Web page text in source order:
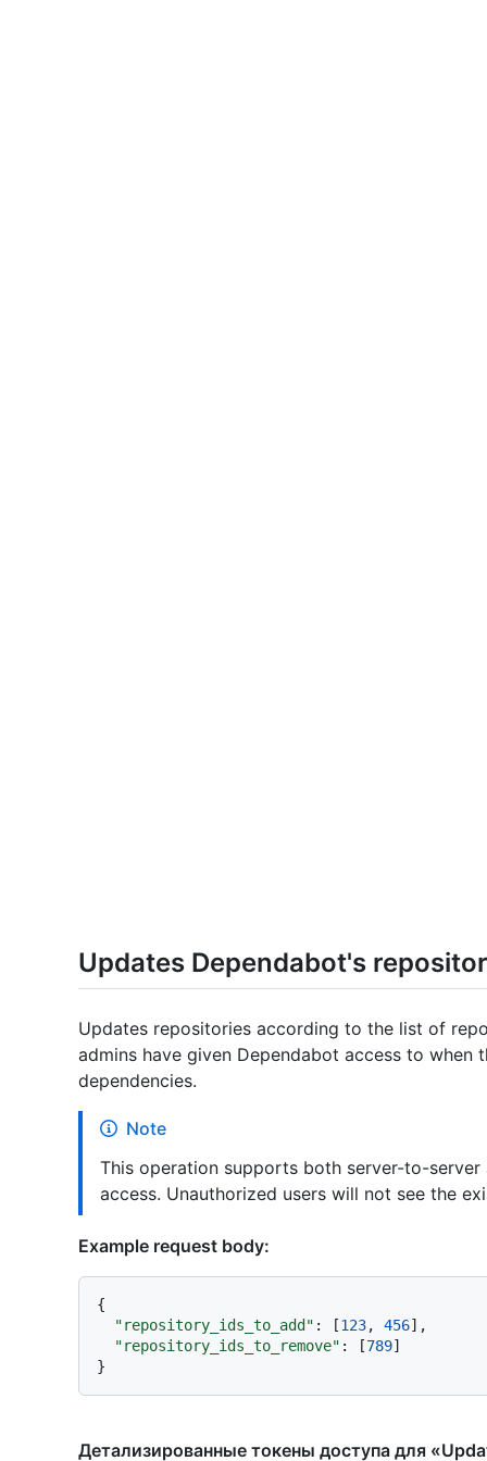
Updates Dependabot's
Updates repositories according to the list of
admins have given Dependabot access to when
dependencies.
Note
This operation supports both server-to-server
access. Unauthorized users will not see the
Example request body:
{
"repository_ids_to_add" : [123, 456] ,
"repository_ids_to_remove" : [789]
}
Детализированные токены доступа для